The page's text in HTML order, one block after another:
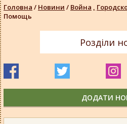
Головна / Новини / Война ,
Помощь
Розділи
ДОДАТИ